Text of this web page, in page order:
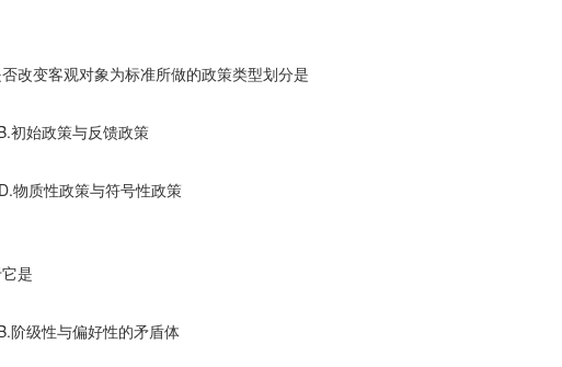
变客观对象为标准所做的政策类型划分是
始政策与反馈政策
质性政策与符号性政策
是
级性与偏好性的矛盾体